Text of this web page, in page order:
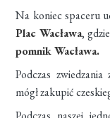
Na koniec spaceru
Plac Wacława,
pomnik Wacława.
Podczas
mógł zakupić